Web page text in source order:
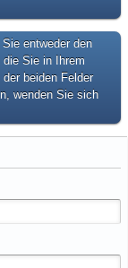
entweder den
die Sie in Ihrem
beiden Felder
wenden Sie sich